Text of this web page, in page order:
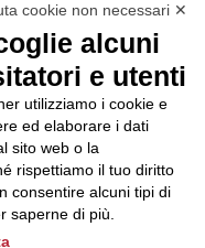
è
.
cookie non necessari ✕
alcuni
e utenti
utilizziamo i cookie e
ed elaborare i dati
sito web o la
rispettiamo il tuo diritto
consentire alcuni tipi di
saperne di più.